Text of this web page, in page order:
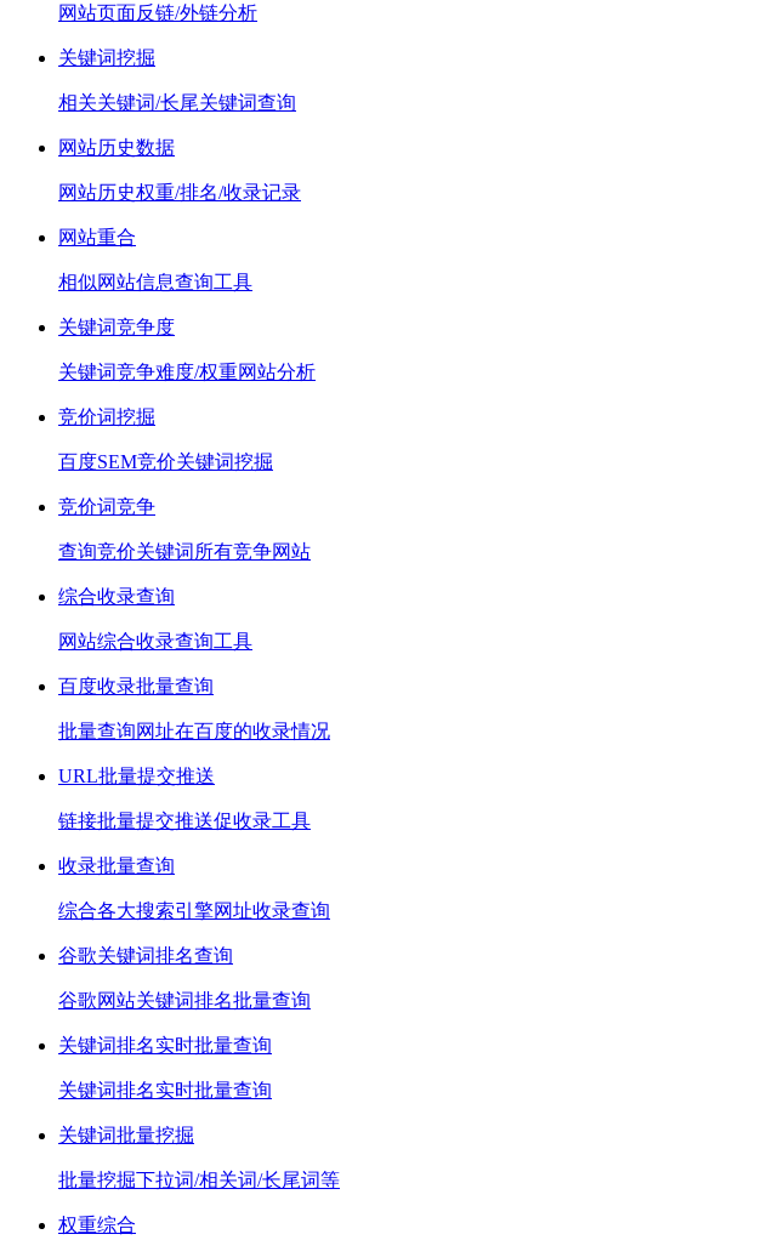
网站页面反链/外链分析
关键词挖掘
相关关键词/长尾关键词查询
网站历史数据
网站历史权重/排名/收录记录
网站重合
相似网站信息查询工具
关键词竞争度
关键词竞争难度/权重网站分析
竞价词挖掘
百度SEM竞价关键词挖掘
竞价词竞争
查询竞价关键词所有竞争网站
综合收录查询
网站综合收录查询工具
百度收录批量查询
批量查询网址在百度的收录情况
URL批量提交推送
链接批量提交推送促收录工具
收录批量查询
综合各大搜索引擎网址收录查询
谷歌关键词排名查询
谷歌网站关键词排名批量查询
关键词排名实时批量查询
关键词排名实时批量查询
关键词批量挖掘
批量挖掘下拉词/相关词/长尾词等
权重综合